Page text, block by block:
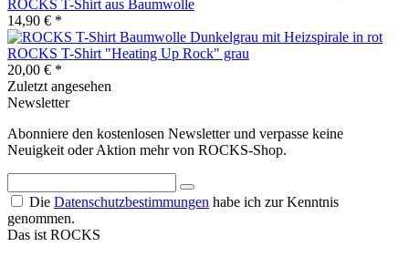
ROCKS T-Shirt aus Baumwolle
14,90 € *
ROCKS T-Shirt "Heating Up Rock" grau
20,00 € *
Zuletzt angesehen
Newsletter
Abonniere den kostenlosen Newsletter und verpasse keine
Neuigkeit oder Aktion mehr von ROCKS-Shop.
Die Datenschutzbestimmungen habe ich zur Kenntnis
genommen.
Das ist ROCKS